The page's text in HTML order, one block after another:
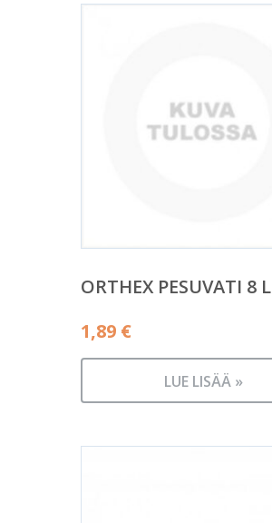
ORTHEX PESUVATI 8 L
1,89 €
LUE LISÄÄ »